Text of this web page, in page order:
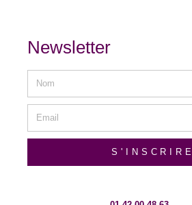
Newsletter
S'INSCRIRE